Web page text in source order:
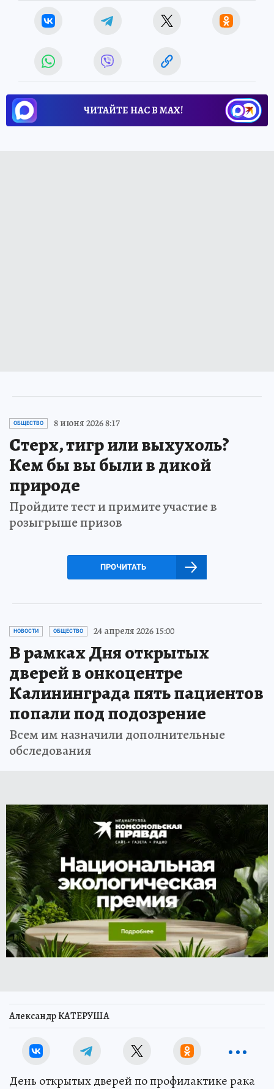
ЧИТАЙТЕ НАС В МАХ!
ОБЩЕСТВО 8 июня 2026 8:17
Стерх, тигр или выхухоль?
Кем бы вы были в дикой
природе
Пройдите тест и примите участие в
розыгрыше призов
ПРОЧИТАТЬ
НОВОСТИ ОБЩЕСТВО 24 апреля 2026 15:00
В рамках Дня открытых
дверей в онкоцентре
Калининграда пять пациентов
попали под подозрение
Всем им назначили дополнительные
обследования
Александр КАТЕРУША
День открытых дверей по профилактике рака